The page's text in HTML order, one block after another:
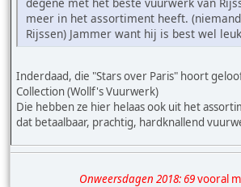
meer in het assortiment heeft.
Rijssen) Jammer want hij is best wel
Inderdaad, die "Stars over Paris" hoort
Collection (Wollf's Vuurwerk)
Die hebben ze hier helaas ook uit het
dat betaalbaar, prachtig, hardknallend
Onweersdagen 2018: 69vooral